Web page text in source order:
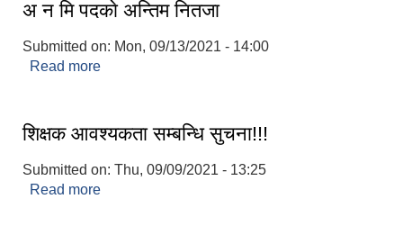
अ न मि पदकाे अन्तिम नितजा
Submitted on: Mon, 09/13/2021 - 14:00
Read more
शिक्षक आवश्यकता सम्बन्धि सुचना!!!
Submitted on: Thu, 09/09/2021 - 13:25
Read more